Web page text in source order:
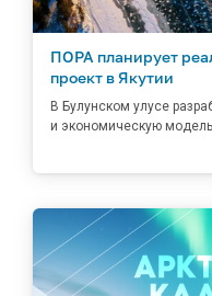
ПОРА планирует
проект в Якутии
В Булунском улусе
и экономическую модель